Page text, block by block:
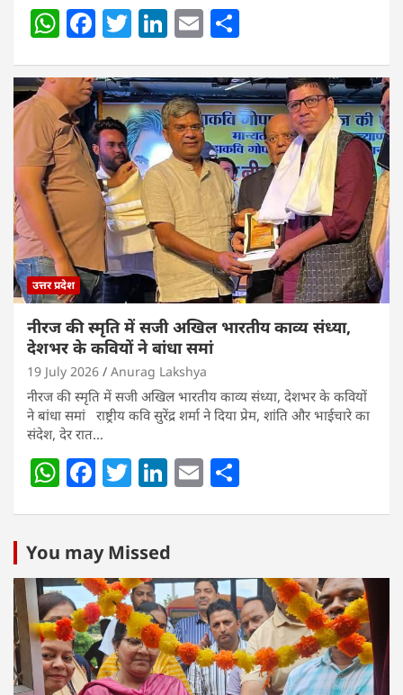
W
at
s
A
p
p
F
c
e
b
o
o
k
T
itt
er
Li
k
e
dI
n
E
ai
l
ar
e
उत्तर प्रदेश
नीरज की स्मृति में सजी अखिल भारतीय काव्य संध्या,
देशभर के कवियों ने बांधा समां
19 July 2026 Anurag Lakshya
नीरज की स्मृति में सजी अखिल भारतीय काव्य संध्या, देशभर के कवियों
ने बांधा समां राष्ट्रीय कवि सुरेंद्र शर्मा ने दिया प्रेम, शांति और भाईचारे का
संदेश, देर रात…
W
s
A
p
p
F
e
b
o
o
k
T
er
Li
e
dI
n
E
You may Missed